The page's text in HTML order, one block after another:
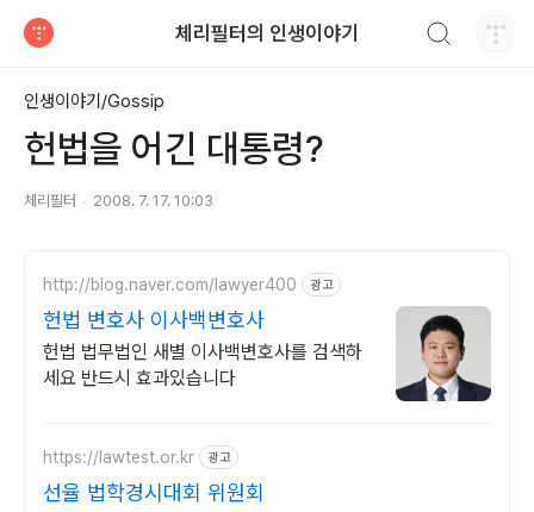
체리필터의 인생이야기
인생이야기/Gossip
헌법을 어긴 대통령?
체리필터 2008. 7. 17. 10:03
http://blog.naver.com/lawyer400 광고
헌법 변호사 이사백변호사
헌법 법무법인 새별 이사백변호사를 검색하
세요 반드시 효과있습니다
https://lawtest.or.kr 광고
선율 법학경시대회 위원회